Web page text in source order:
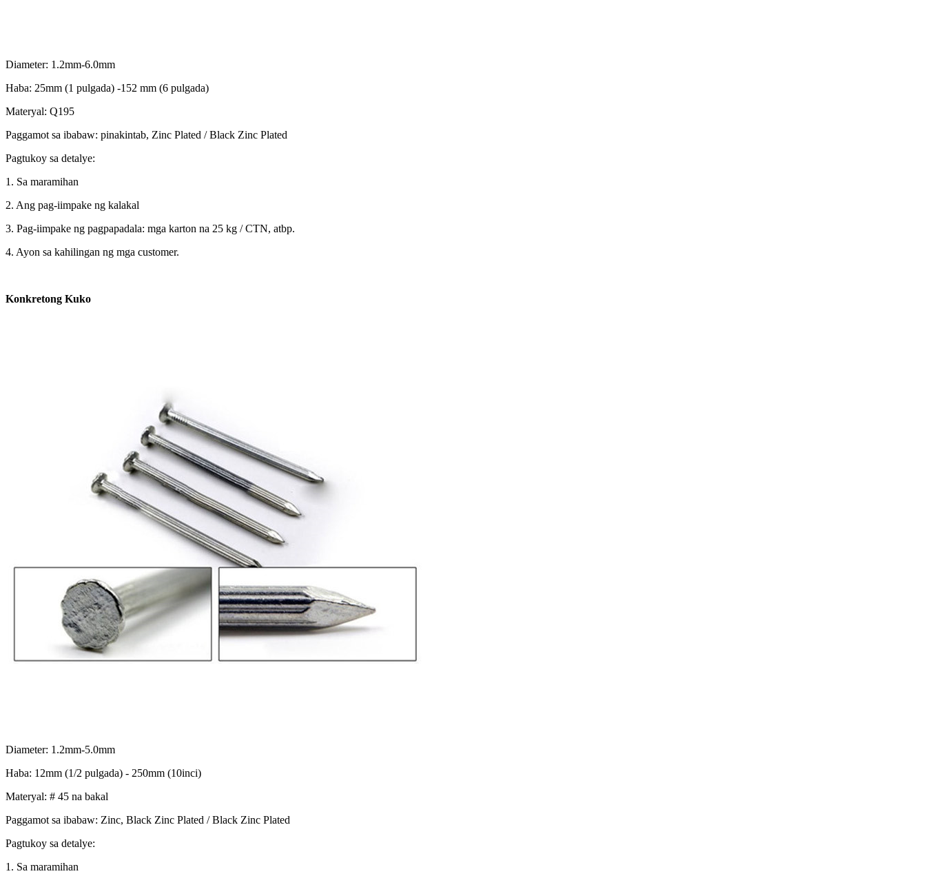
Diameter: 1.2mm-6.0mm
Haba: 25mm (1 pulgada) -152 mm (6 pulgada)
Materyal: Q195
Paggamot sa ibabaw: pinakintab, Zinc Plated / Black Zinc Plated
Pagtukoy sa detalye:
1. Sa maramihan
2. Ang pag-iimpake ng kalakal
3. Pag-iimpake ng pagpapadala: mga karton na 25 kg / CTN, atbp.
4. Ayon sa kahilingan ng mga customer.
Konkretong Kuko
Diameter: 1.2mm-5.0mm
Haba: 12mm (1/2 pulgada) - 250mm (10inci)
Materyal: # 45 na bakal
Paggamot sa ibabaw: Zinc, Black Zinc Plated / Black Zinc Plated
Pagtukoy sa detalye:
1. Sa maramihan